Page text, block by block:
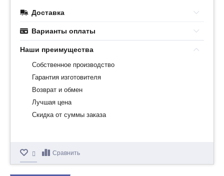
Доставка
Варианты оплаты
Наши преимущества
Собственное производство
Гарантия изготовителя
Возврат и обмен
Лучшая цена
Скидка от суммы заказа
Сравнить